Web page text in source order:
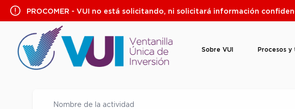
Saltar
PROCOMER - VUI no está solicitando, ni solicitará información
Sobre VUI Procesos y
Nombre de la actividad